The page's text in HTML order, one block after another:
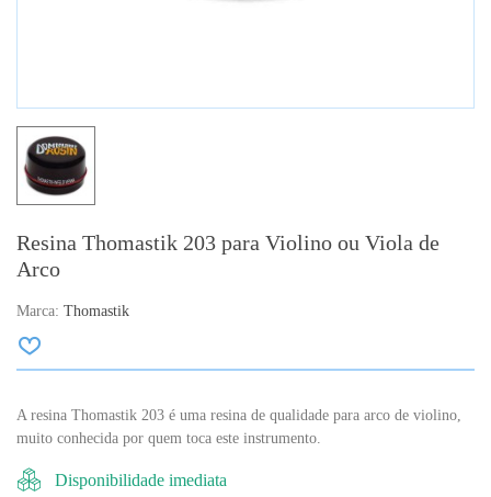
Resina Thomastik 203 para Violino ou Viola de
Arco
Marca: Thomastik
A resina Thomastik 203 é uma resina de qualidade para arco de violino,
muito conhecida por quem toca este instrumento.
Disponibilidade imediata